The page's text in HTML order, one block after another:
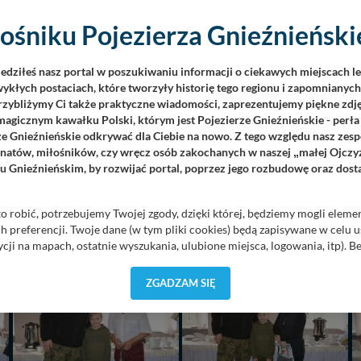
Pojezierza
nasz portal w poszukiwaniu informacji o ciekawych miejscach
postaciach, które tworzyły historię tego regionu i
Ci także praktyczne wiadomości, zaprezentujemy piękne
kawałku Polski, którym jest Pojezierze Gnieźnieńskie -
Gnieźnieńskie odkrywać dla Ciebie na nowo. Z tego względu nasz
miłośników, czy wręcz osób zakochanych w naszej „małej
Gnieźnieńskim, by rozwijać portal, poprzez jego rozbudowę oraz
robić, potrzebujemy Twojej zgody, dzięki której, będziemy mogli
preferencji. Twoje dane (w tym pliki cookies) będą zapisywane w celu
na mapach, ostatnie wyszukania, ulubione miejsca, logowania, itp).
jeśli masz wątpliwości co do naszych intencji, zawsze możesz
Twoich danych.
oraz nie udostępnia Twoich danych innym podmiotom oraz
gdy przekazanie Twoich danych jest elementem usługi (przekazanie
ZGADZAM SIĘ